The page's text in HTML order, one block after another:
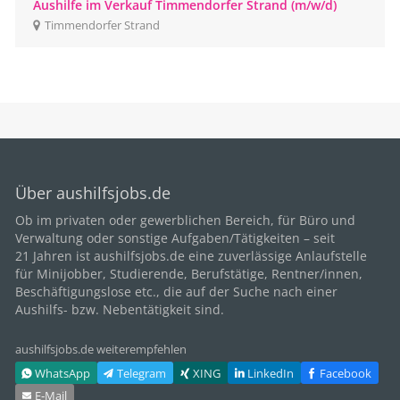
Aushilfe im Verkauf Timmendorfer Strand (m/w/d)
Timmendorfer Strand
Über aushilfsjobs.de
Ob im privaten oder gewerblichen Bereich, für Büro und
Verwaltung oder sonstige Aufgaben/Tätigkeiten – seit
21 Jahren ist aushilfsjobs.de eine zuverlässige Anlaufstelle
für Minijobber, Studierende, Berufstätige, Rentner/innen,
Beschäftigungslose etc., die auf der Suche nach einer
Aushilfs- bzw. Nebentätigkeit sind.
aushilfsjobs.de weiterempfehlen
WhatsApp
Telegram XING LinkedIn
Facebook
E‑Mail